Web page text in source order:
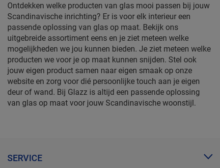
Ontdekken welke producten van glas mooi passen bij jouw
Scandinavische inrichting? Er is voor elk interieur een
passende oplossing van glas op maat. Bekijk ons
uitgebreide assortiment eens en je ziet meteen welke
mogelijkheden we jou kunnen bieden. Je ziet meteen welke
producten we voor je op maat kunnen snijden. Stel ook
jouw eigen product samen naar eigen smaak op onze
website en zorg voor dié persoonlijke touch aan je eigen
deur of wand. Bij Glazz is altijd een passende oplossing
van glas op maat voor jouw Scandinavische woonstijl.
SERVICE